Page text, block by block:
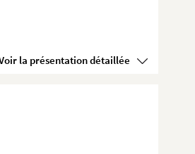
Voir la présentation détaillée